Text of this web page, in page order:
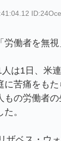
働者を無視
は1日、米
苦痛をも
の労働者の
。